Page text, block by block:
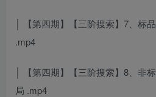
│ 【第四期】【三阶搜索】7、标
.mp4
│ 【第四期】【三阶搜索】8、非
局 .mp4